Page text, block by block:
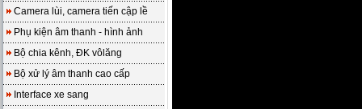
Camera lùi, camera tiến cập lề
Phụ kiện âm thanh - hình ảnh
Bộ chia kênh, ĐK vôlăng
Bộ xử lý âm thanh cao cấp
Interface xe sang